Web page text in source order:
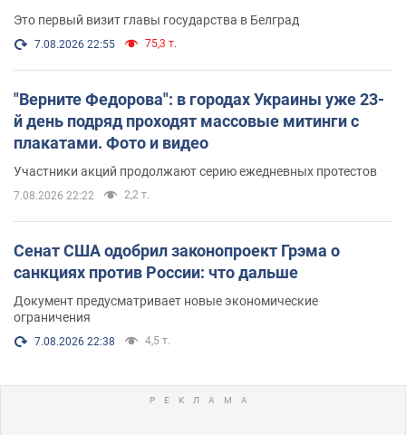
Это первый визит главы государства в Белград
7.08.2026 22:55 75,3 т.
"Верните Федорова": в городах Украины уже 23-
й день подряд проходят массовые митинги с
плакатами. Фото и видео
Участники акций продолжают серию ежедневных протестов
7.08.2026 22:22 2,2 т.
Сенат США одобрил законопроект Грэма о
санкциях против России: что дальше
Документ предусматривает новые экономические
ограничения
7.08.2026 22:38 4,5 т.